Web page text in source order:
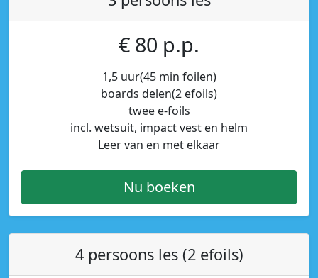
€ 80 p.p.
1,5 uur(45 min foilen)
boards delen(2 efoils)
twee e-foils
incl. wetsuit, impact vest en helm
Leer van en met elkaar
Nu boeken
4 persoons les (2 efoils)